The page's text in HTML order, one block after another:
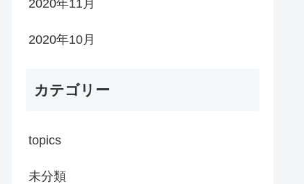
2020年11月
2020年10月
カテゴリー
topics
未分類